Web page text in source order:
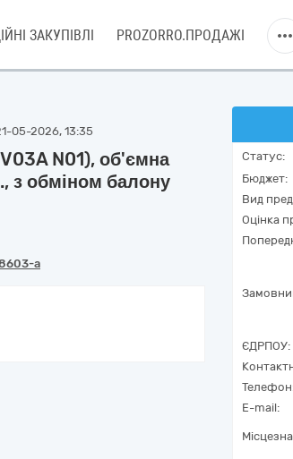
ЗАКУПІВЛІ PROZORRO.ПРОДАЖІ
05-2026, 13:35
N01), об'ємна
з обміном балону
a
Статус:
Бюджет:
Вид
Оцінка
ЄДРПОУ:
E-mail: